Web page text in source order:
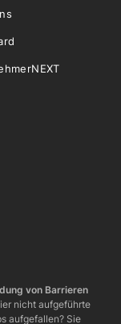
von Barrieren
nicht aufgeführte
aufgefallen? Sie